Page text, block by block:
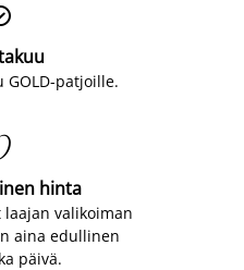
GOLD-patjoille.
hinta
valikoiman
aina edullinen
päivä.